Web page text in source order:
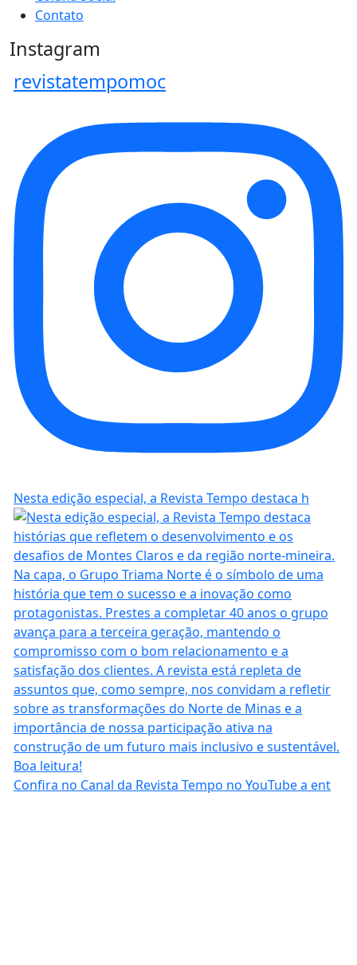
Contato
Instagram
revistatempomoc
Nesta edição especial, a Revista Tempo destaca h
Confira no Canal da Revista Tempo no YouTube a ent